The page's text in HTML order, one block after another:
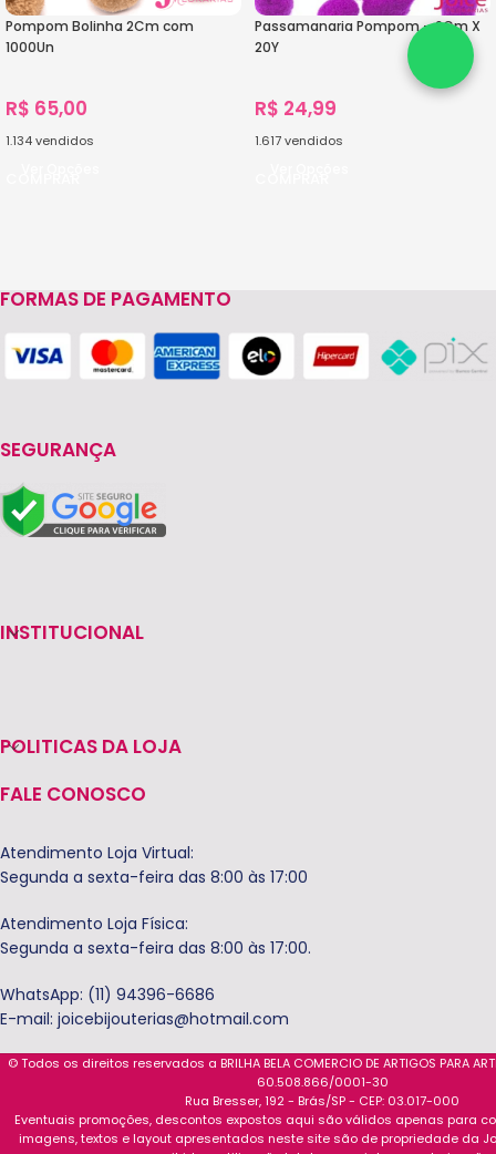
Pompom Bolinha 2Cm com
1000Un
R$ 65,00
1.134vendidos
Passamanaria Pompom – 2Cm X
20Y
R$ 24,99
1.617vendidos
FORMAS DE PAGAMENTO
SEGURANÇA
INSTITUCIONAL
POLITICAS DA LOJA
FALE CONOSCO
Atendimento Loja Virtual:
Segunda a sexta-feira das 8:00 às 17:00
Atendimento Loja Física:
Segunda a sexta-feira das 8:00 às 17:00.
WhatsApp: (11) 94396-6686
E-mail: joicebijouterias@hotmail.com
© Todos os direitos reservados a BRILHA BELA COMERCIO DE ARTIGOS PARA
60.508.866/0001-30
Rua Bresser, 192 - Brás/SP - CEP: 03.017-000
Eventuais promoções, descontos expostos aqui são válidos apenas para
imagens, textos e layout apresentados neste site são de propriedade da